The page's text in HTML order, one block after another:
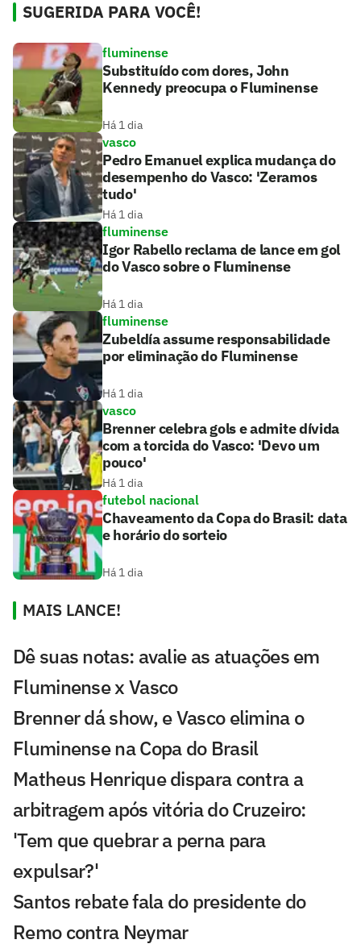
SUGERIDA PARA VOCÊ!
fluminense
Substituído com dores, John
Kennedy preocupa o Fluminense
Há 1 dia
vasco
Pedro Emanuel explica mudança do
desempenho do Vasco: 'Zeramos
tudo'
Há 1 dia
fluminense
Igor Rabello reclama de lance em gol
do Vasco sobre o Fluminense
Há 1 dia
fluminense
Zubeldía assume responsabilidade
por eliminação do Fluminense
Há 1 dia
vasco
Brenner celebra gols e admite dívida
com a torcida do Vasco: 'Devo um
pouco'
Há 1 dia
futebol nacional
Chaveamento da Copa do Brasil: data
e horário do sorteio
Há 1 dia
MAIS LANCE!
Dê suas notas: avalie as atuações em
Fluminense x Vasco
Brenner dá show, e Vasco elimina o
Fluminense na Copa do Brasil
Matheus Henrique dispara contra a
arbitragem após vitória do Cruzeiro:
'Tem que quebrar a perna para
expulsar?'
Santos rebate fala do presidente do
Remo contra Neymar